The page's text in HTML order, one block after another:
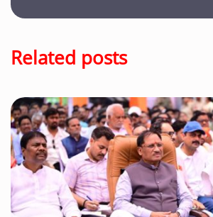
Related posts